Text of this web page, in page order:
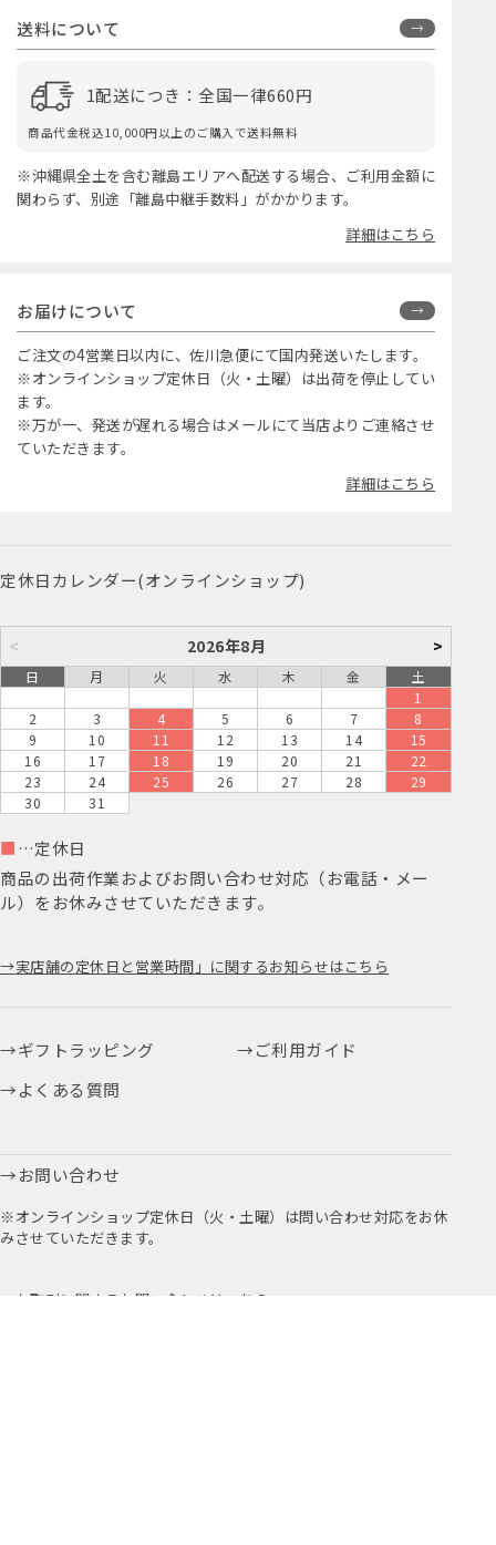
送料について
1配送につき：全国一律660円
商品代金税込10,000円以上のご購入で送料無料
※沖縄県全土を含む離島エリアへ配送する場合、ご利用金額に
関わらず、別途「離島中継手数料」がかかります。
詳細はこちら
お届けについて
ご注文の4営業日以内に、佐川急便にて国内発送いたします。
※オンラインショップ定休日（火・土曜）は出荷を停止してい
ます。
※万が一、発送が遅れる場合はメールにて当店よりご連絡させ
ていただきます。
詳細はこちら
定休日カレンダー(オンラインショップ)
< 2026年8月 >
日 月 火 水 木 金
土
1
2
3 4 5 6 7
8
9
10 11 12 13 14
15
16
17 18 19 20 21
22
23
24 25 26 27 28
29
30
31
■ …定休日
商品の出荷作業およびお問い合わせ対応（お電話・メー
ル）をお休みさせていただきます。
実店舗の定休日と営業時間」に関するお知らせはこちら
ギフトラッピング
ご利用ガイド
よくある質問
お問い合わせ
※オンラインショップ定休日（火・土曜）は問い合わせ対応をお休
みさせていただきます。
お取引に関するお問い合わせはこちら